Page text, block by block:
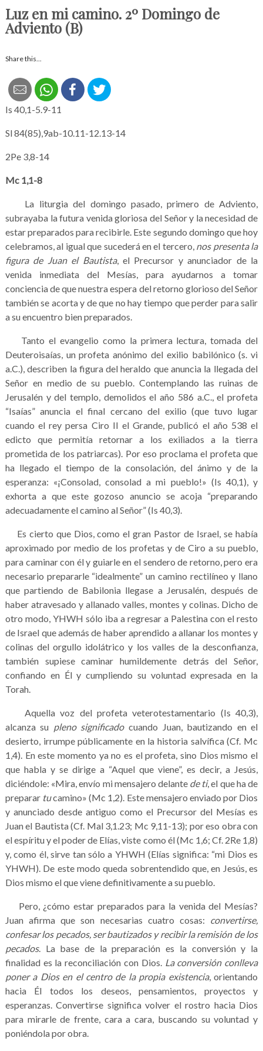
Luz en mi camino. 2º Domingo de
Adviento (B)
Share this...
Is 40,1-5.9-11
Sl 84(85),9ab-10.11-12.13-14
2Pe 3,8-14
Mc 1,1-8
La liturgia del domingo pasado, primero de Adviento,
subrayaba la futura venida gloriosa del Señor y la necesidad de
estar preparados para recibirle. Este segundo domingo que hoy
celebramos, al igual que sucederá en el tercero, nos presenta la
figura de Juan el Bautista, el Precursor y anunciador de la
venida inmediata del Mesías, para ayudarnos a tomar
conciencia de que nuestra espera del retorno glorioso del Señor
también se acorta y de que no hay tiempo que perder para salir
a su encuentro bien preparados.
Tanto el evangelio como la primera lectura, tomada del
Deuteroisaías, un profeta anónimo del exilio babilónico (s. vi
a.C.), describen la figura del heraldo que anuncia la llegada del
Señor en medio de su pueblo. Contemplando las ruinas de
Jerusalén y del templo, demolidos el año 586 a.C., el profeta
“Isaías” anuncia el final cercano del exilio (que tuvo lugar
cuando el rey persa Ciro II el Grande, publicó el año 538 el
edicto que permitía retornar a los exiliados a la tierra
prometida de los patriarcas). Por eso proclama el profeta que
ha llegado el tiempo de la consolación, del ánimo y de la
esperanza: «¡Consolad, consolad a mi pueblo!» (Is 40,1), y
exhorta a que este gozoso anuncio se acoja “preparando
adecuadamente el camino al Señor” (Is 40,3).
Es cierto que Dios, como el gran Pastor de Israel, se había
aproximado por medio de los profetas y de Ciro a su pueblo,
para caminar con él y guiarle en el sendero de retorno, pero era
necesario prepararle “idealmente” un camino rectilíneo y llano
que partiendo de Babilonia llegase a Jerusalén, después de
haber atravesado y allanado valles, montes y colinas. Dicho de
otro modo, YHWH sólo iba a regresar a Palestina con el resto
de Israel que además de haber aprendido a allanar los montes y
colinas del orgullo idolátrico y los valles de la desconfianza,
también supiese caminar humildemente detrás del Señor,
confiando en Él y cumpliendo su voluntad expresada en la
Torah.
Aquella voz del profeta veterotestamentario (Is 40,3),
alcanza su pleno significadocuando Juan, bautizando en el
desierto, irrumpe públicamente en la historia salvífica (Cf. Mc
1,4). En este momento ya no es el profeta, sino Dios mismo el
que habla y se dirige a “Aquel que viene”, es decir, a Jesús,
diciéndole: «Mira, envío mi mensajero delante de ti, el que ha de
preparar tucamino» (Mc 1,2). Este mensajero enviado por Dios
y anunciado desde antiguo como el Precursor del Mesías es
Juan el Bautista (Cf. Mal 3,1.23; Mc 9,11-13); por eso obra con
el espíritu y el poder de Elías, viste como él (Mc 1,6; Cf. 2Re 1,8)
y, como él, sirve tan sólo a YHWH (Elías significa: “mi Dios es
YHWH). De este modo queda sobrentendido que, en Jesús, es
Dios mismo el que viene definitivamente a su pueblo.
Pero, ¿cómo estar preparados para la venida del Mesías?
Juan afirma que son necesarias cuatro cosas: convertirse,
confesar los pecados, ser bautizados y recibir la remisión de los
pecados. La base de la preparación es la conversión y la
finalidad es la reconciliación con Dios. La conversión conlleva
poner a Dios en el centro de la propia existencia, orientando
hacia Él todos los deseos, pensamientos, proyectos y
esperanzas. Convertirse significa volver el rostro hacia Dios
para mirarle de frente, cara a cara, buscando su voluntad y
poniéndola por obra.